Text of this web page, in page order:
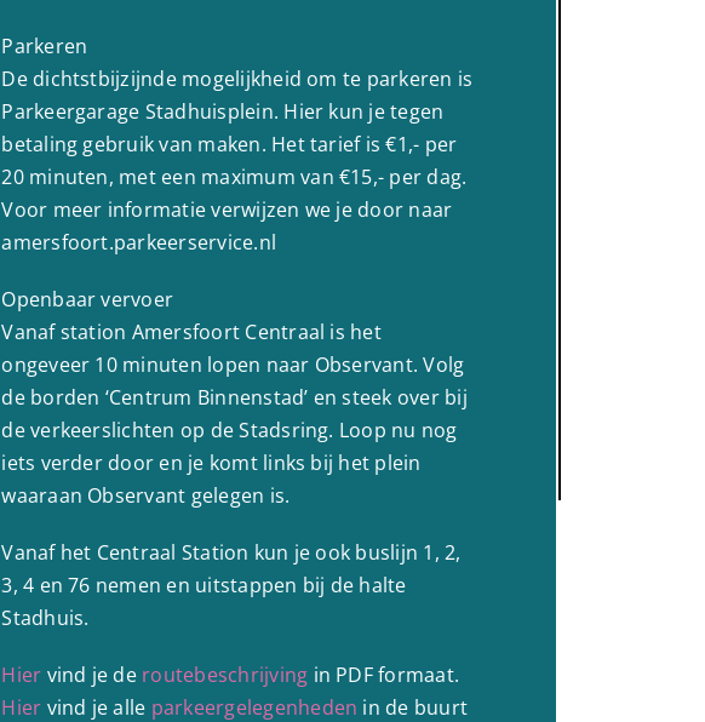
Parkeren
De dichtstbijzijnde mogelijkheid om te parkeren is
Parkeergarage Stadhuisplein. Hier kun je tegen
betaling gebruik van maken. Het tarief is €1,- per
20 minuten, met een maximum van €15,- per dag.
Voor meer informatie verwijzen we je door naar
amersfoort.parkeerservice.nl
Openbaar vervoer
Vanaf station Amersfoort Centraal is het
ongeveer 10 minuten lopen naar Observant. Volg
de borden ‘Centrum Binnenstad’ en steek over bij
de verkeerslichten op de Stadsring. Loop nu nog
iets verder door en je komt links bij het plein
waaraan Observant gelegen is.
Vanaf het Centraal Station kun je ook buslijn 1, 2,
3, 4 en 76 nemen en uitstappen bij de halte
Stadhuis.
Hier vind je de routebeschrijving in PDF formaat.
Hier vind je alle parkeergelegenheden in de buurt